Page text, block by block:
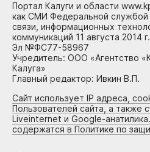
Портал Калуги и области
как СМИ Федеральной службой
связи, информационных
коммуникаций 11 августа 2014
Эл №ФС77-58967
Учредитель: ООО «Агентство
Калуга»
Главный редактор: Ивкин В.П.
Сайт использует IP адреса,
Пользователей сайта, а также
Liveinternet и Google-
содержатся в Политике по